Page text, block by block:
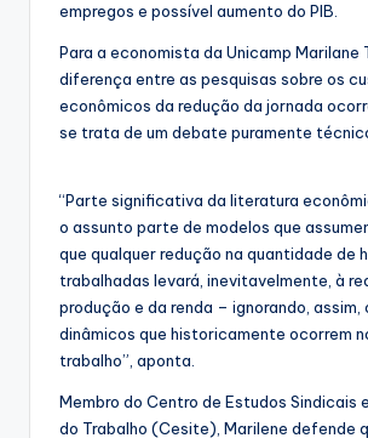
empregos e possível aumento do PIB.
Para a economista da Unicamp Marilane
diferença entre as pesquisas sobre os
econômicos da redução da jornada
se trata de um debate puramente
“Parte significativa da literatura
o assunto parte de modelos que
que qualquer redução na quantidade de
trabalhadas levará, inevitavelmente, à
produção e da renda – ignorando, assim,
dinâmicos que historicamente ocorrem
trabalho”, aponta.
Membro do Centro de Estudos Sindicais
do Trabalho (Cesite), Marilene defende